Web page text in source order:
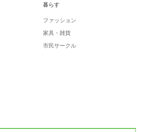
暮らす
ファッション
家具・雑貨
市民サークル